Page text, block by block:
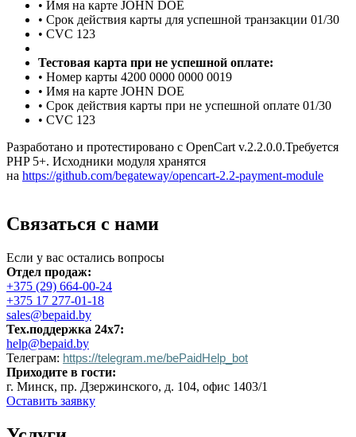
• Имя на карте JOHN DOE
• Срок действия карты для успешной транзакции 01/30
• CVC 123
Тестовая карта при не успешной оплате:
• Номер карты 4200 0000 0000 0019
• Имя на карте JOHN DOE
• Срок действия карты при не успешной оплате 01/30
• CVC 123
Разработано и протестировано с OpenCart v.2.2.0.0.Требуется
PHP 5+. Исходники модуля хранятся
на https://github.com/begateway/opencart-2.2-payment-module
Связаться с нами
Если у вас остались вопросы
Отдел продаж:
+375 (29) 664-00-24
+375 17 277-01-18
sales@bepaid.by
Тех.поддержка 24х7:
help@bepaid.by
Телеграм: https://telegram.me/bePaidHelp_bot
Приходите в гости:
г. Минск, пр. Дзержинского, д. 104, офис 1403/1
Оставить заявку